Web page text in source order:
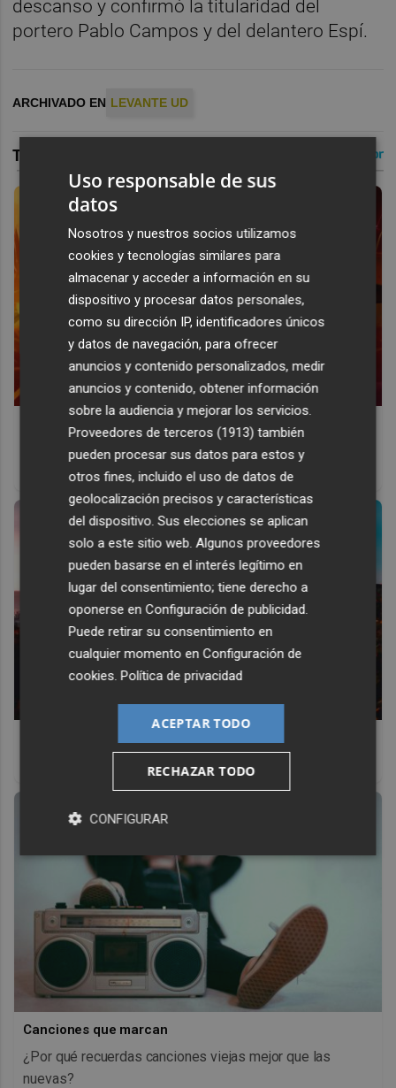
descanso y confirmó la titularidad del
portero Pablo Campos y del delantero Espí.
ARCHIVADO EN LEVANTE UD
Corepunk MMORPG
Un verdadero MMORPG de la vieja escuela ¡Cómo los de
antes, pero mejor!
Inspírate y elige tu próximo destino para 2026
Canciones que marcan
¿Por qué recuerdas canciones viejas mejor que las
nuevas?
Uso responsable de sus
datos
Nosotros y nuestros socios utilizamos
cookies y tecnologías similares para
almacenar y acceder a información en su
dispositivo y procesar datos personales,
como su dirección IP, identificadores únicos
y datos de navegación, para ofrecer
anuncios y contenido personalizados, medir
anuncios y contenido, obtener información
sobre la audiencia y mejorar los servicios.
Proveedores de terceros (1913) también
pueden procesar sus datos para estos y
otros fines, incluido el uso de datos de
geolocalización precisos y características
del dispositivo. Sus elecciones se aplican
solo a este sitio web. Algunos proveedores
pueden basarse en el interés legítimo en
lugar del consentimiento; tiene derecho a
oponerse enConfiguración de publicidad
Puede retirar su consentimiento en
cualquier momento enConfiguración de
cookies .Política de privacidad
ACEPTAR TODO
RECHAZAR TODO
CONFIGURAR